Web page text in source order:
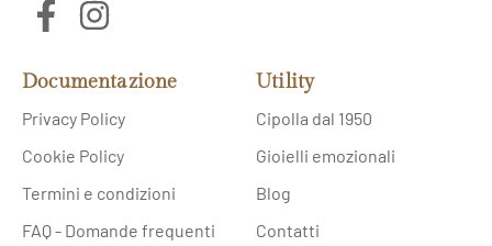
Documentazione
Privacy Policy
Cookie Policy
Termini e condizioni
FAQ - Domande frequenti
Utility
Cipolla dal 1950
Gioielli emozionali
Blog
Contatti